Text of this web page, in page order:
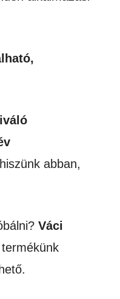
abban,
Váci